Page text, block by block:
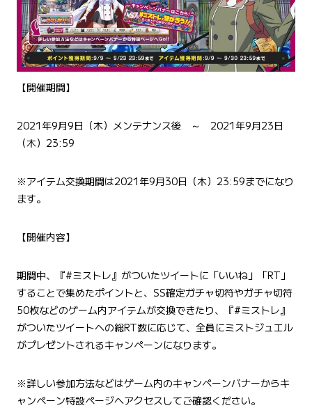
【開催期間】
2021年9月9日（木）メンテナンス後 ～ 2021年9月23日
（木）23:59
※アイテム交換期間は2021年9月30日（木）23:59までになり
ます。
【開催内容】
期間中、『#ミストレ』がついたツイートに「いいね」「RT」
することで集めたポイントと、SS確定ガチャ切符やガチャ切符
50枚などのゲーム内アイテムが交換できたり、『#ミストレ』
がついたツイートへの総RT数に応じて、全員にミストジュエル
がプレゼントされるキャンペーンになります。
※詳しい参加方法などはゲーム内のキャンペーンバナーからキ
ャンペーン特設ページへアクセスしてご確認ください。